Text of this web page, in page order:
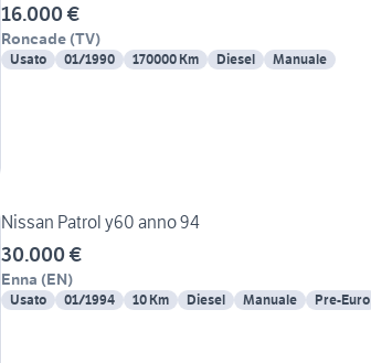
16.000 €
Roncade (TV)
Usato 01/1990 170000 Km Diesel Manuale
Nissan Patrol y60 anno 94
30.000 €
Enna (EN)
Usato 01/1994 10 Km Diesel Manuale Pre-Euro